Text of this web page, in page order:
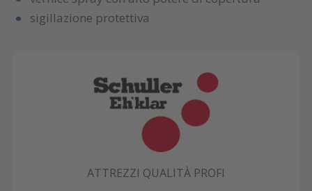
sigillazione protettiva
ATTREZZI QUALITÀ PROFI